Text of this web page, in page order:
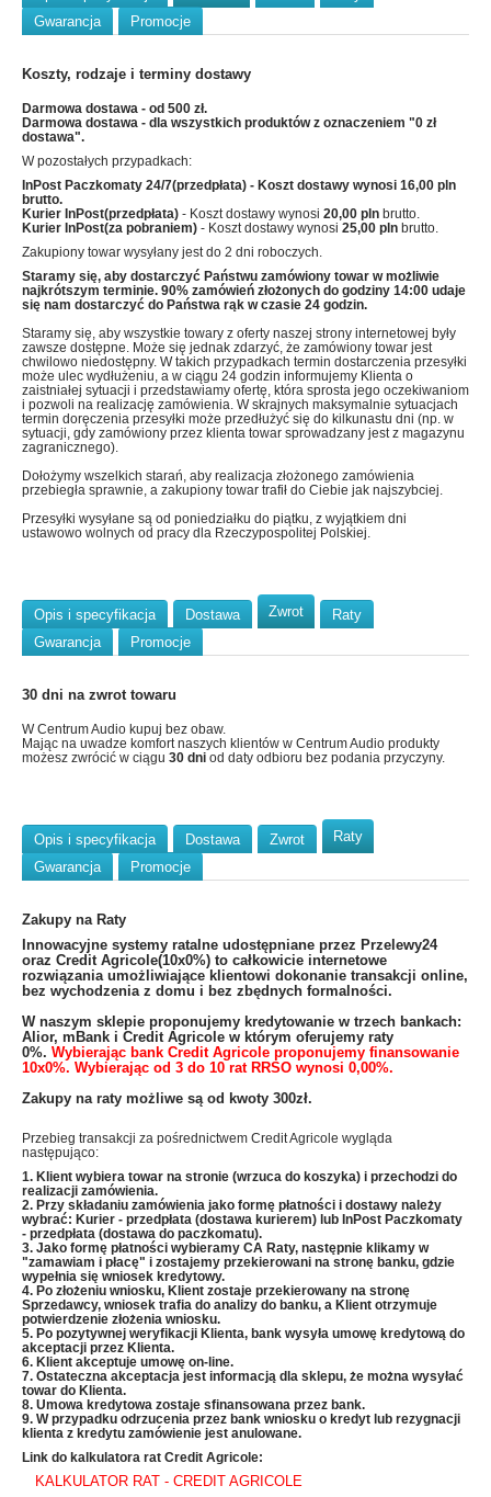
Gwarancja
Promocje
Koszty, rodzaje i terminy dostawy
Darmowa dostawa - od 500 zł.
Darmowa dostawa - dla wszystkich produktów z oznaczeniem "0 zł
dostawa".
W pozostałych przypadkach:
InPost Paczkomaty 24/7(przedpłata) - Koszt dostawy wynosi 16,00 pln
brutto.
Kurier InPost(przedpłata) - Koszt dostawy wynosi 20,00 pln brutto.
Kurier InPost(za pobraniem) - Koszt dostawy wynosi 25,00 pln brutto.
Zakupiony towar wysyłany jest do 2 dni roboczych.
Staramy się, aby dostarczyć Państwu zamówiony towar w możliwie
najkrótszym terminie. 90% zamówień złożonych do godziny 14:00 udaje
się nam dostarczyć do Państwa rąk w czasie 24 godzin.
Staramy się, aby wszystkie towary z oferty naszej strony internetowej były
zawsze dostępne. Może się jednak zdarzyć, że zamówiony towar jest
chwilowo niedostępny. W takich przypadkach termin dostarczenia przesyłki
może ulec wydłużeniu, a w ciągu 24 godzin informujemy Klienta o
zaistniałej sytuacji i przedstawiamy ofertę, która sprosta jego oczekiwaniom
i pozwoli na realizację zamówienia. W skrajnych maksymalnie sytuacjach
termin doręczenia przesyłki może przedłużyć się do kilkunastu dni (np. w
sytuacji, gdy zamówiony przez klienta towar sprowadzany jest z magazynu
zagranicznego).
Dołożymy wszelkich starań, aby realizacja złożonego zamówienia
przebiegła sprawnie, a zakupiony towar trafił do Ciebie jak najszybciej.
Przesyłki wysyłane są od poniedziałku do piątku, z wyjątkiem dni
ustawowo wolnych od pracy dla Rzeczypospolitej Polskiej.
Opis i specyfikacja Dostawa Zwrot
Raty
Gwarancja
Promocje
30 dni na zwrot towaru
W Centrum Audio kupuj bez obaw.
Mając na uwadze komfort naszych klientów w Centrum Audio produkty
możesz zwrócić w ciągu 30 dni od daty odbioru bez podania przyczyny.
Opis i specyfikacja Dostawa Zwrot
Raty
Gwarancja
Promocje
Zakupy na Raty
​Innowacyjne systemy ratalne udostępniane przez Przelewy24
oraz Credit Agricole(10x0%) to całkowicie internetowe
rozwiązania umożliwiające klientowi dokonanie transakcji online,
bez wychodzenia z domu i bez zbędnych formalności.
W naszym sklepie proponujemy kredytowanie w trzech bankach:
Alior, mBank i Credit Agricole w którym oferujemy raty
0%. Wybierając bank Credit Agricole proponujemy finansowanie
10x0%. Wybierając od 3 do 10 rat RRSO wynosi 0,00%.
Zakupy na raty możliwe są od kwoty 300zł.
Przebieg transakcji za pośrednictwem Credit Agricole wygląda
następująco:
1. Klient wybiera towar na stronie (wrzuca do koszyka) i przechodzi do
realizacji zamówienia.
2. Przy składaniu zamówienia jako formę płatności i dostawy należy
wybrać: Kurier - przedpłata (dostawa kurierem) lub InPost Paczkomaty
- przedpłata (dostawa do paczkomatu).
3. Jako formę płatności wybieramy CA Raty, następnie klikamy w
"zamawiam i płacę" i zostajemy przekierowani na stronę banku, gdzie
wypełnia się wniosek kredytowy.
4. Po złożeniu wniosku, Klient zostaje przekierowany na stronę
Sprzedawcy, wniosek trafia do analizy do banku, a Klient otrzymuje
potwierdzenie złożenia wniosku.
5. Po pozytywnej weryfikacji Klienta, bank wysyła umowę kredytową do
akceptacji przez Klienta.
6. Klient akceptuje umowę on-line.
7. Ostateczna akceptacja jest informacją dla sklepu, że można wysyłać
towar do Klienta.
8. Umowa kredytowa zostaje sfinansowana przez bank.
9. W przypadku odrzucenia przez bank wniosku o kredyt lub rezygnacji
klienta z kredytu zamówienie jest anulowane.
Link do kalkulatora rat Credit Agricole:
KALKULATOR RAT - CREDIT AGRICOLE